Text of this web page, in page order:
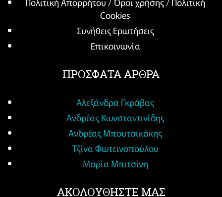
Cookies
Συνήθεις Ερωτήσεις
Επικοινωνία
ΠΡΟΣΦΑΤΑ ΑΡΘΡΑ
Αλεξάνδρα Γκράβας
Ανδρέας Κωνσταντινίδης
Ανδρέας Μπουτσικάκης
Τζίνα Φωτεινοπούλου
Μαρία Μπιτσίνη
ΑΚΟΛΟΥΘΗΣΤΕ ΜΑΣ